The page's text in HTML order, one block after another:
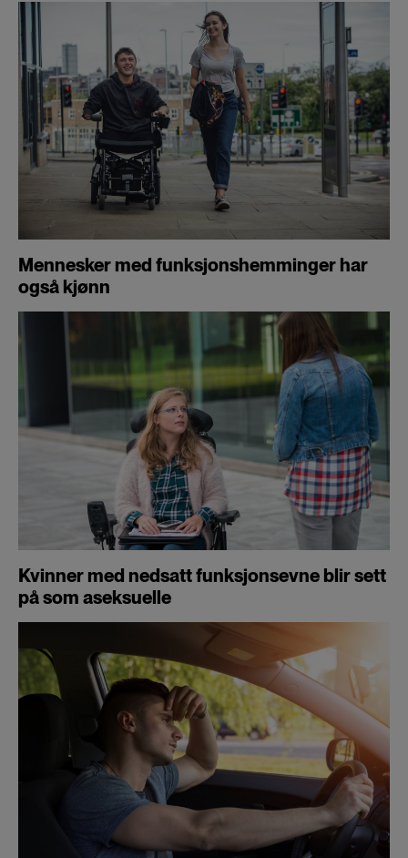
Mennesker med funksjonshemminger har
også kjønn
Kvinner med nedsatt funksjonsevne blir sett
på som aseksuelle